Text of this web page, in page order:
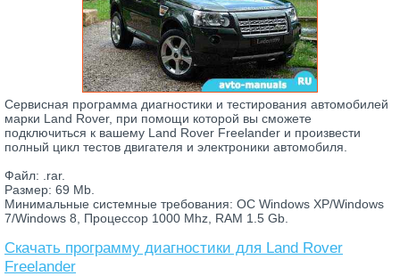
Сервисная программа диагностики и тестирования автомобилей
марки Land Rover, при помощи которой вы сможете
подключиться к вашему Land Rover Freelander и произвести
полный цикл тестов двигателя и электроники автомобиля.
Файл: .rar.
Размер: 69 Mb.
Минимальные системные требования: ОС Windows XP/Windows
7/Windows 8, Процессор 1000 Mhz, RAM 1.5 Gb.
Скачать программу диагностики для Land Rover
Freelander